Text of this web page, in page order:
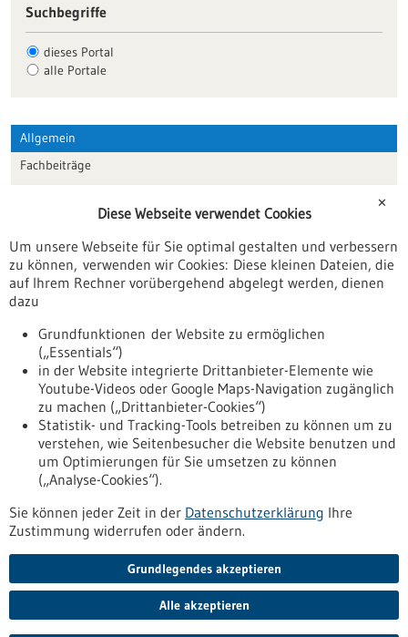
Suchbegriffe
dieses Portal
alle Portale
Allgemein
Fachbeiträge
Veranstaltungen
Erscheinungsdatum
Nach oben
Informiert bleiben
Newsletter abonnieren
✕
Diese Webseite verwendet Cookies
Um unsere Webseite für Sie optimal gestalten und verbessern
zu können, verwenden wir Cookies: Diese kleinen Dateien, die
auf Ihrem Rechner vorübergehend abgelegt werden, dienen
dazu
Grundfunktionen der Website zu ermöglichen
(„Essentials“)
in der Website integrierte Drittanbieter-Elemente wie
Youtube-Videos oder Google Maps-Navigation zugänglich
zu machen („Drittanbieter-Cookies“)
Statistik- und Tracking-Tools betreiben zu können um zu
verstehen, wie Seitenbesucher die Website benutzen und
um Optimierungen für Sie umsetzen zu können
(„Analyse-Cookies“).
Sie können jeder Zeit in der Datenschutzerklärung Ihre
Zustimmung widerrufen oder ändern.
Grundlegendes akzeptieren
Alle akzeptieren